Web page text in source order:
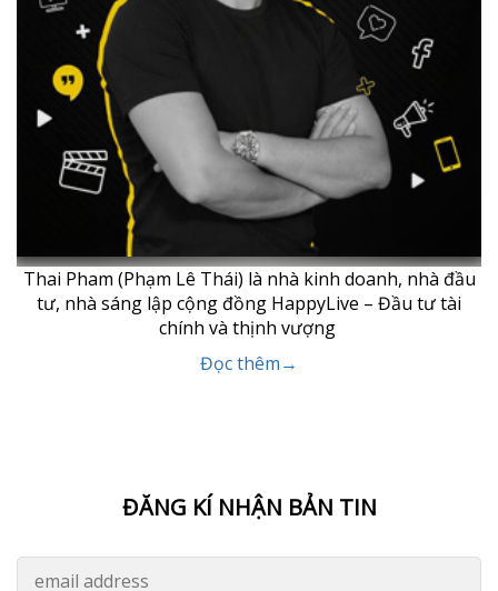
Thai Pham (Phạm Lê Thái) là nhà kinh doanh, nhà đầu
tư, nhà sáng lập cộng đồng HappyLive – Đầu tư tài
chính và thịnh vượng
Đọc thêm→
ĐĂNG KÍ NHẬN BẢN TIN